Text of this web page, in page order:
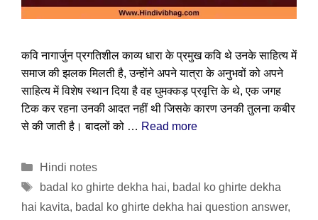
कवि नागार्जुन प्रगतिशील काव्य धारा के प्रमुख कवि थे उनके साहित्य में
समाज की झलक मिलती है, उन्होंने अपने यात्रा के अनुभवों को अपने
साहित्य में विशेष स्थान दिया है वह घुमक्कड़ प्रवृत्ति के थे, एक जगह
टिक कर रहना उनकी आदत नहीं थी जिसके कारण उनकी तुलना कबीर
से की जाती है। बादलों को … Read more
Categories
Hindi notes
Tags
badal ko ghirte dekha hai, badal ko ghirte dekha
hai kavita, badal ko ghirte dekha hai question answer,